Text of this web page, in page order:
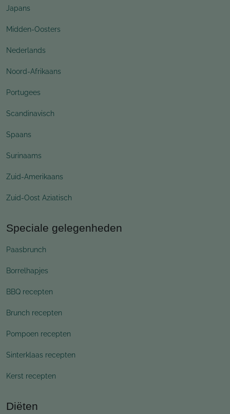
Japans
Midden-Oosters
Nederlands
Noord-Afrikaans
Portugees
Scandinavisch
Spaans
Surinaams
Zuid-Amerikaans
Zuid-Oost Aziatisch
Speciale gelegenheden
Paasbrunch
Borrelhapjes
BBQ recepten
Brunch recepten
Pompoen recepten
Sinterklaas recepten
Kerst recepten
Diëten